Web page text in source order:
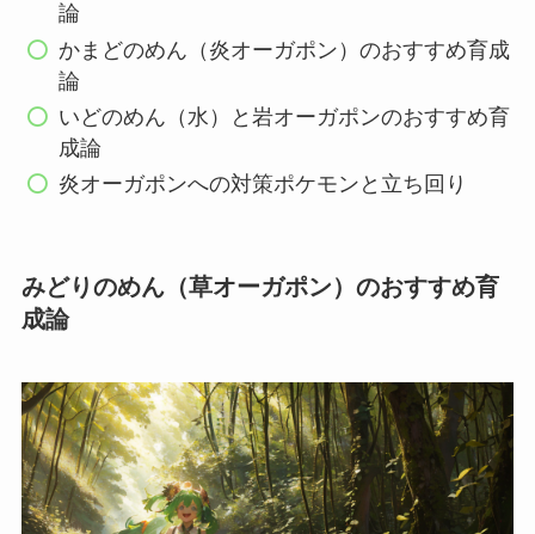
論
かまどのめん（炎オーガポン）のおすすめ育成
論
いどのめん（水）と岩オーガポンのおすすめ育
成論
炎オーガポンへの対策ポケモンと立ち回り
みどりのめん（草オーガポン）のおすすめ育
成論